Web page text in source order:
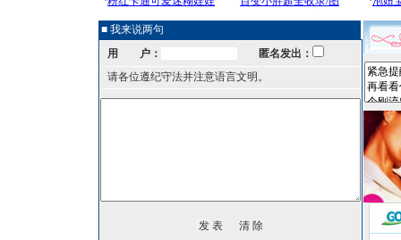
■ 我来说两句
用 户：
匿名发出：
请各位遵纪守法并注意语言文明。